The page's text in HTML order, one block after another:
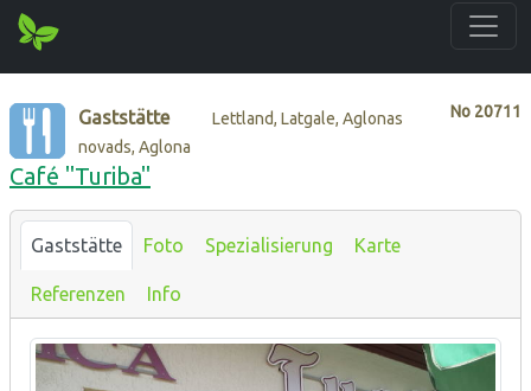
No 20711
Gaststätte
Lettland, Latgale, Aglonas
novads, Aglona
Café "Turiba"
Gaststätte Foto Spezialisierung Karte
Referenzen Info